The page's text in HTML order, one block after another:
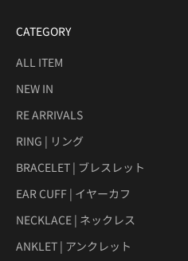
CATEGORY
ALL ITEM
NEW IN
RE ARRIVALS
RING | リング
BRACELET | ブレスレット
EAR CUFF | イヤーカフ
NECKLACE | ネックレス
ANKLET | アンクレット